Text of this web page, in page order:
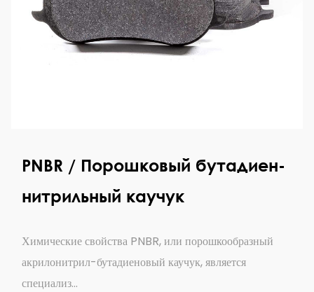
PNBR / Порошковый бутадиен-
нитрильный каучук
Химические свойства PNBR, или порошкообразный
акрилонитрил-бутадиеновый каучук, является
специализ...